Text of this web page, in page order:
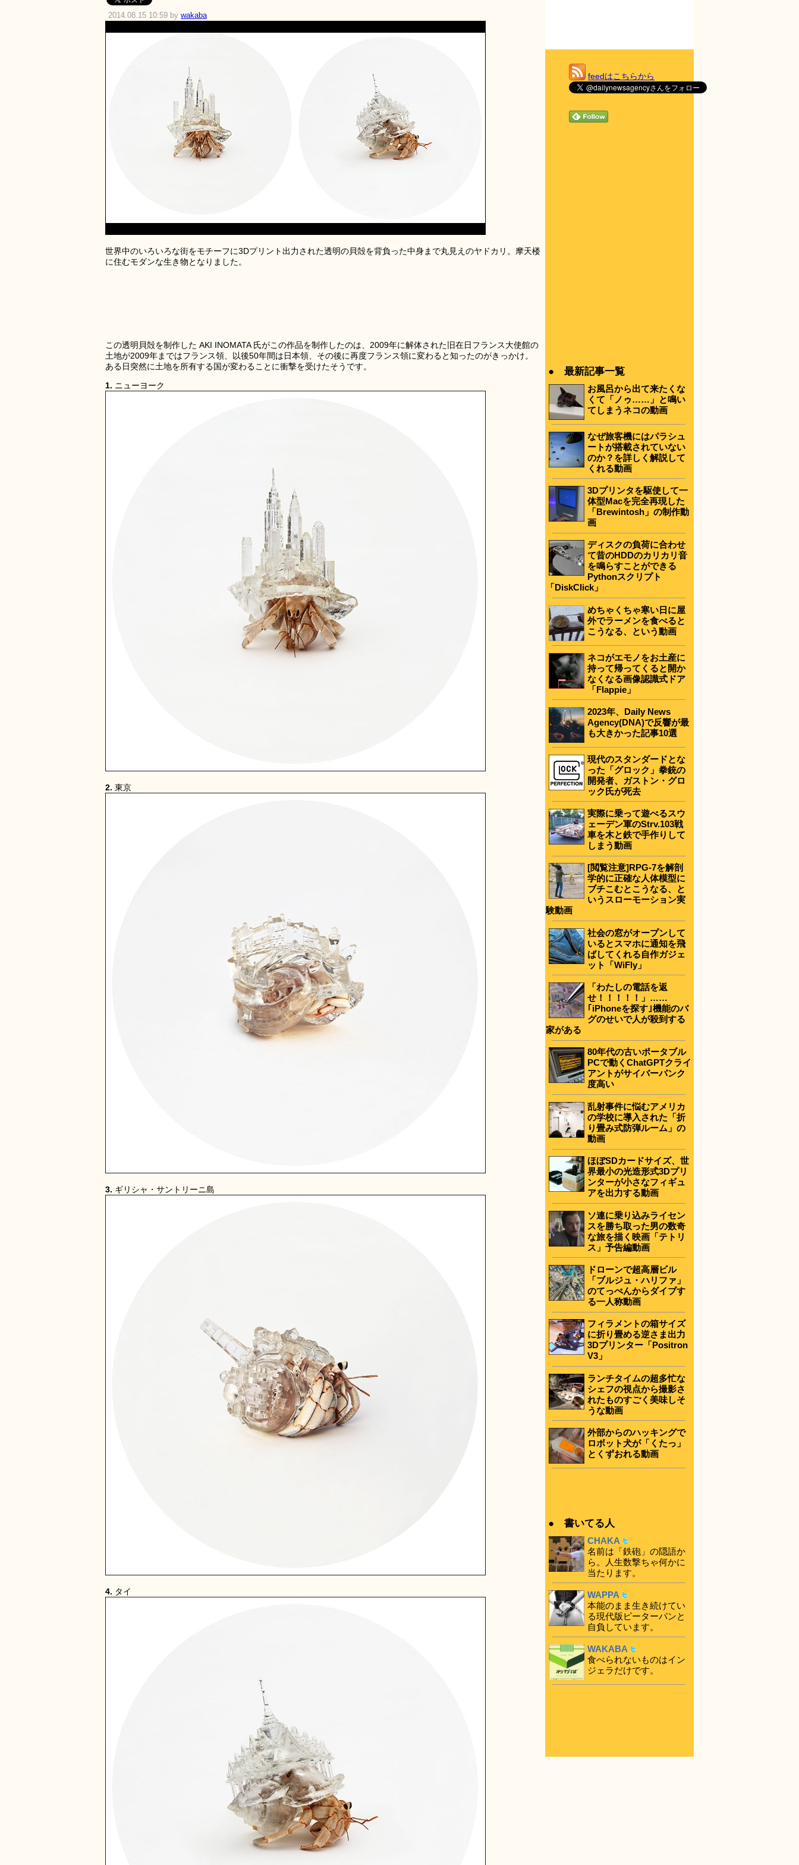
2014.08.15 10:59 by wakaba
世界中のいろいろな街をモチーフに3Dプリント出力された透明の貝殻を背負った中身まで丸見えのヤドカリ。摩天楼
に住むモダンな生き物となりました。
この透明貝殻を制作した AKI INOMATA 氏がこの作品を制作したのは、2009年に解体された旧在日フランス大使館の
土地が2009年まではフランス領、以後50年間は日本領、その後に再度フランス領に変わると知ったのがきっかけ。
ある日突然に土地を所有する国が変わることに衝撃を受けたそうです。
1. ニューヨーク
2. 東京
3. ギリシャ・サントリーニ島
4. タイ
feedはこちらから
● 最新記事一覧
お風呂から出て来たくな
くて「ノゥ……」と鳴い
てしまうネコの動画
なぜ旅客機にはパラシュ
ートが搭載されていない
のか？を詳しく解説して
くれる動画
3Dプリンタを駆使して一
体型Macを完全再現した
「Brewintosh」の制作動
画
ディスクの負荷に合わせ
て昔のHDDのカリカリ音
を鳴らすことができる
Pythonスクリプト
「DiskClick」
めちゃくちゃ寒い日に屋
外でラーメンを食べると
こうなる、という動画
ネコがエモノをお土産に
持って帰ってくると開か
なくなる画像認識式ドア
「Flappie」
2023年、Daily News
Agency(DNA)で反響が最
も大きかった記事10選
現代のスタンダードとな
った「グロック」拳銃の
開発者、ガストン・グロ
ック氏が死去
実際に乗って遊べるスウ
ェーデン軍のStrv.103戦
車を木と鉄で手作りして
しまう動画
[閲覧注意]RPG-7を解剖
学的に正確な人体模型に
ブチこむとこうなる、と
いうスローモーション実
験動画
社会の窓がオープンして
いるとスマホに通知を飛
ばしてくれる自作ガジェ
ット「WiFly」
「わたしの電話を返
せ！！！！！」……
｢iPhoneを探す｣機能のバ
グのせいで人が殺到する
家がある
80年代の古いポータブル
PCで動くChatGPTクライ
アントがサイバーパンク
度高い
乱射事件に悩むアメリカ
の学校に導入された「折
り畳み式防弾ルーム」の
動画
ほぼSDカードサイズ、世
界最小の光造形式3Dプリ
ンターが小さなフィギュ
アを出力する動画
ソ連に乗り込みライセン
スを勝ち取った男の数奇
な旅を描く映画「テトリ
ス」予告編動画
ドローンで超高層ビル
「ブルジュ・ハリファ」
のてっぺんからダイブす
る一人称動画
フィラメントの箱サイズ
に折り畳める逆さま出力
3Dプリンター「Positron
V3」
ランチタイムの超多忙な
シェフの視点から撮影さ
れたものすごく美味しそ
うな動画
外部からのハッキングで
ロボット犬が「くたっ」
とくずおれる動画
● 書いてる人
CHAKA
名前は「鉄砲」の隠語か
ら。人生数撃ちゃ何かに
当たります。
WAPPA
本能のまま生き続けてい
る現代版ピーターパンと
自負しています。
WAKABA
食べられないものはイン
ジェラだけです。